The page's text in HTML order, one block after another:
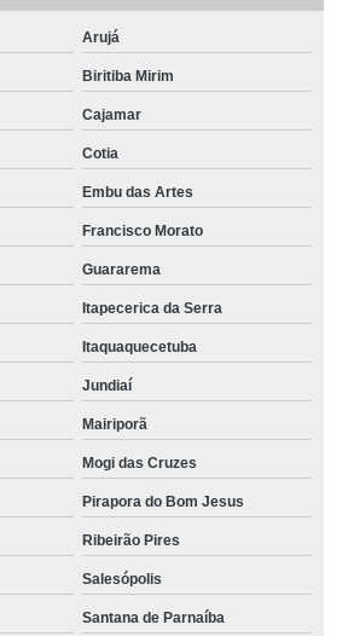
Arujá
Biritiba Mirim
Cajamar
Cotia
Embu das Artes
Francisco Morato
Guararema
Itapecerica da Serra
Itaquaquecetuba
Jundiaí
Mairiporã
Mogi das Cruzes
Pirapora do Bom Jesus
Ribeirão Pires
Salesópolis
Santana de Parnaíba